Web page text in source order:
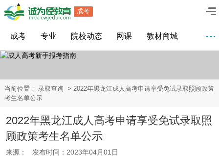
成考
成考 专业 院校动态 网课 教材商城
当前位置： 录取查询 > 2022年黑龙江成人高考申请享受免试录取照顾政策
考生名单公示
2022年黑龙江成人高考申请享受免试录取照
顾政策考生名单公示
来源： 发布时间：2023年04月01日